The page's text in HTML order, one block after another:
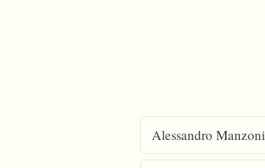
Alessandro Manzoni